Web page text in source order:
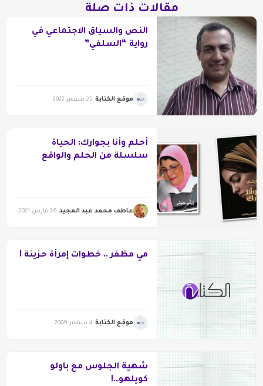
مقالات ذات صلة
النص والسياق الاجتماعي في
رواية “السلفي”
موقع الكتابة 25 سبتمبر 2022
أحلم وأنا بجوارك: الحياة
سلسلة من الحلم والواقع
عاطف محمد عبد المجيد 26 مارس 2021
مي مظفر .. خطوات إمرأة حزينة !
موقع الكتابة 4 سبتمبر 2009
شهية الجلوس مع باولو
كويلهو…!